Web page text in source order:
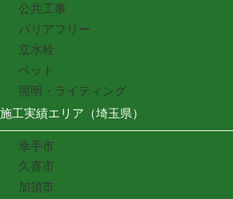
公共工事
バリアフリー
立水栓
ペット
照明・ライティング
施工実績エリア（埼玉県）
幸手市
久喜市
加須市